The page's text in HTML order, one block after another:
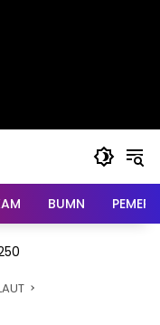
BUMN